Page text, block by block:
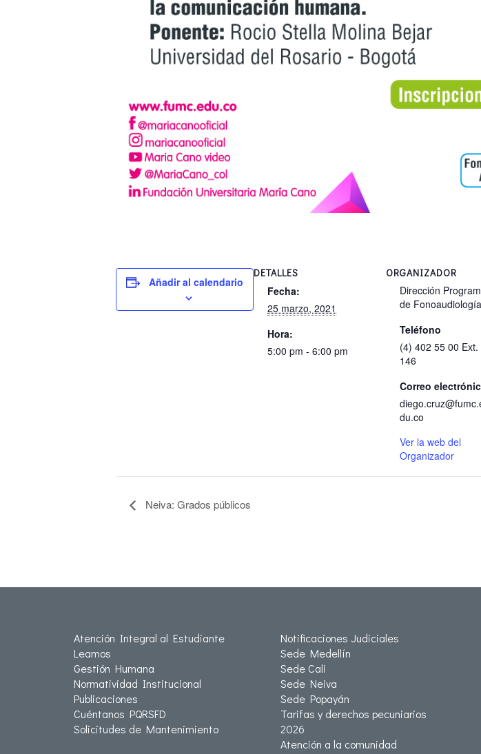
Añadir al calendario
DETALLES
Fecha:
25 marzo, 2021
Hora:
5:00 pm - 6:00 pm
ORGANIZADOR
Dirección
de Fonoaudiología
Teléfono
(4) 402 55 00 Ext.
146
Correo
du.co
Ver la web del
Organizador
Neiva: Grados públicos
Atención Integral al Estudiante
Leamos
Gestión Humana
Normatividad Institucional
Publicaciones
Cuéntanos PQRSFD
Solicitudes de Mantenimiento
Notificaciones Judiciales
Sede Medellín
Sede Cali
Sede Neiva
Sede Popayán
Tarifas y derechos pecuniarios
2026
Atención a la comunidad